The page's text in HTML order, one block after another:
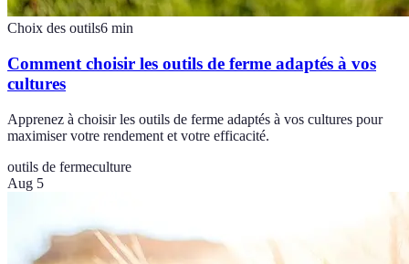
Choix des outils6 min
Comment choisir les outils de ferme adaptés à vos
cultures
Apprenez à choisir les outils de ferme adaptés à vos cultures pour
maximiser votre rendement et votre efficacité.
outils de fermeculture
Aug 5